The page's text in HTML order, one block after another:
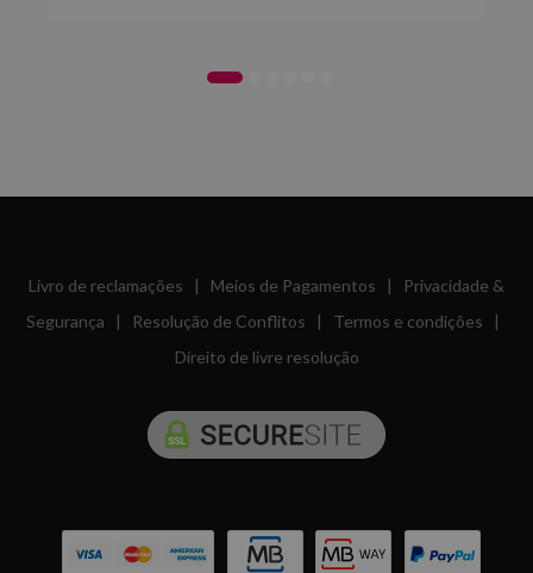
Livro de reclamações | Meios de Pagamentos |
Privacidade &
Segurança | Resolução de Conflitos | Termos e condições |
Direito de livre resolução